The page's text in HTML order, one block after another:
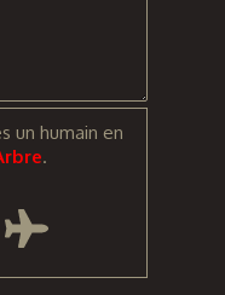
un humain en
.